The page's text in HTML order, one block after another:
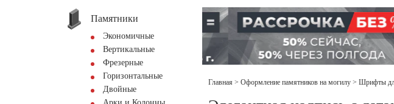
Памятники
Экономичные
Вертикальные
Фрезерные
Горизонтальные
Двойные
Главная > Оформление памятников на могилу > Шрифты